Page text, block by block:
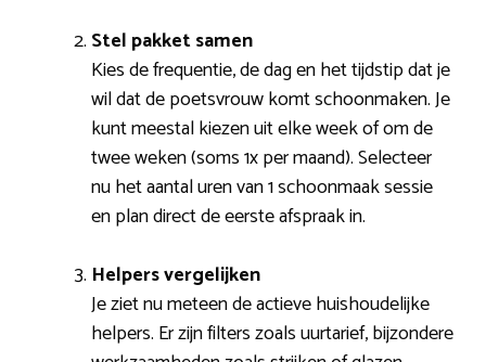
Stel pakket samen
Kies de frequentie, de dag en het tijdstip dat je
wil dat de poetsvrouw komt schoonmaken. Je
kunt meestal kiezen uit elke week of om de
twee weken (soms 1x per maand). Selecteer
nu het aantal uren van 1 schoonmaak sessie
en plan direct de eerste afspraak in.
Helpers vergelijken
Je ziet nu meteen de actieve huishoudelijke
helpers. Er zijn filters zoals uurtarief, bijzondere